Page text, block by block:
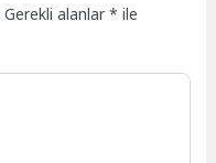
Gerekli alanlar* ile